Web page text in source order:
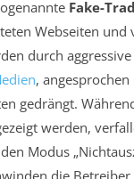
Fake-
Webseiten und
durch aggressive
,
gedrängt.
werden,
Modus